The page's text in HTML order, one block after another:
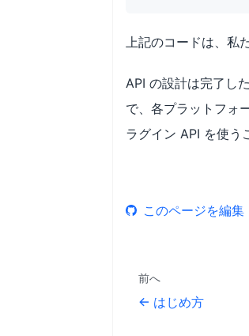
上記のコードは、私
API の設計は完了し
で、各プラットフォ
ラグイン API を使う
このページを編集
前へ
はじめ方